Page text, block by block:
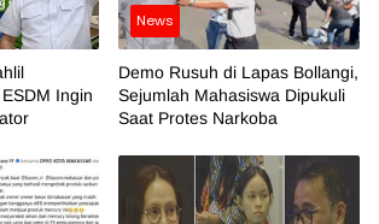
Ingin
News
Demo Rusuh di Lapas Bollangi,
Sejumlah Mahasiswa Dipukuli
Saat Protes Narkoba